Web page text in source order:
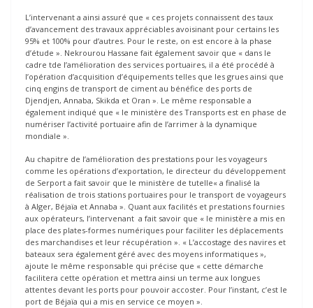
L’intervenant a ainsi assuré que « ces projets connaissent des taux
d’avancement des travaux appréciables avoisinant pour certains les
95% et 100% pour d’autres. Pour le reste, on est encore à la phase
d’étude ». Nekrourou Hassane fait également savoir que « dans le
cadre tde l’amélioration des services portuaires, il a été procédé à
l’opération d’acquisition d’équipements telles que les grues ainsi que
cinq engins de transport de ciment au bénéfice des ports de
Djendjen, Annaba, Skikda et Oran ». Le même responsable a
également indiqué que « le ministère des Transports est en phase de
numériser l’activité portuaire afin de l’arrimer à la dynamique
mondiale ».
Au chapitre de l’amélioration des prestations pour les voyageurs
comme les opérations d’exportation, le directeur du développement
de Serport a fait savoir que le ministère de tutelle« a finalisé la
réalisation de trois stations portuaires pour le transport de voyageurs
à Alger, Béjaïa et Annaba ». Quant aux facilités et prestations fournies
aux opérateurs, l’intervenant a fait savoir que « le ministère a mis en
place des plates-formes numériques pour faciliter les déplacements
des marchandises et leur récupération ». « L’accostage des navires et
bateaux sera également géré avec des moyens informatiques »,
ajoute le même responsable qui précise que « cette démarche
facilitera cette opération et mettra ainsi un terme aux longues
attentes devant les ports pour pouvoir accoster. Pour l’instant, c’est le
port de Béjaïa qui a mis en service ce moyen ».